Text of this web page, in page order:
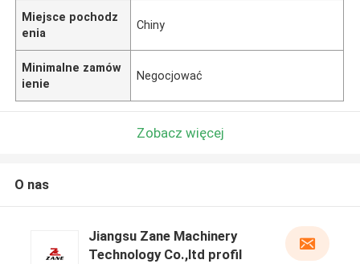
Miejsce pochodz
enia
Chiny
Minimalne zamów
ienie
Negocjować
Zobacz więcej
O nas
Jiangsu Zane Machinery
Technology Co.,ltd profil